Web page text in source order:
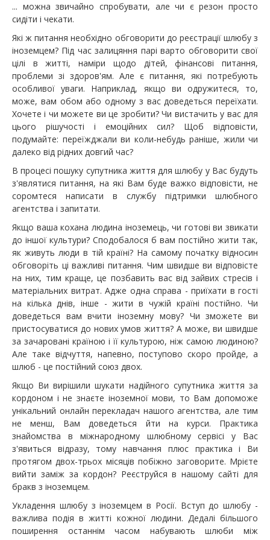
... можна звичайно спробувати, але чи є резон просто
сидіти і чекати.
Які ж питання необхідно обговорити до реєстрації шлюбу з
іноземцем? Під час залицяння парі варто обговорити свої
цілі в житті, наміри щодо дітей, фінансові питання,
проблеми зі здоров'ям. Але є питання, які потребують
особливої ​​уваги. Наприклад, якщо ви одружитеся, то,
може, вам обом або одному з вас доведеться переїхати.
Хочете і чи можете ви це зробити? Чи вистачить у вас для
цього рішучості і емоційних сил? Щоб відповісти,
подумайте: переїжджали ви коли-небудь раніше, жили чи
далеко від рідних довгий час?
В процесі пошуку супутника життя для шлюбу у Вас будуть
з'являтися питання, на які Вам буде важко відповісти, не
соромтеся написати в службу підтримки шлюбного
агентства і запитати.
Якщо ваша кохана людина іноземець, чи готові ви звикати
до іншої культури? Сподобалося б вам постійно жити так,
як живуть люди в тій країні? На самому початку відносин
обговоріть ці важливі питання. Чим швидше ви відповісте
на них, тим краще, це позбавить вас від зайвих стресів і
матеріальних витрат. Адже одна справа - приїхати в гості
на кілька днів, інше - жити в чужій країні постійно. Чи
доведеться вам вчити іноземну мову? Чи зможете ви
пристосуватися до нових умов життя? А може, ви швидше
за зачаровані країною і її культурою, ніж самою людиною?
Але таке відчуття, напевно, поступово скоро пройде, а
шлюб - це постійний союз двох.
Якщо Ви вирішили шукати надійного супутника життя за
кордоном і не знаєте іноземної мови, то Вам допоможе
унікальний онлайн перекладач нашого агентства, але тим
не менш, Вам доведеться йти на курси. Практика
знайомства в міжнародному шлюбному сервісі у Вас
з'явиться відразу, тому навчання плюс практика і Ви
протягом двох-трьох місяців побіжно заговорите. Мрієте
вийти заміж за кордон? Реєструйся в нашому сайті для
бракв з іноземцем.
Укладення шлюбу з іноземцем в Росії. Вступ до шлюбу -
важлива подія в житті кожної людини. Дедалі більшого
поширення останнім часом набувають шлюби між